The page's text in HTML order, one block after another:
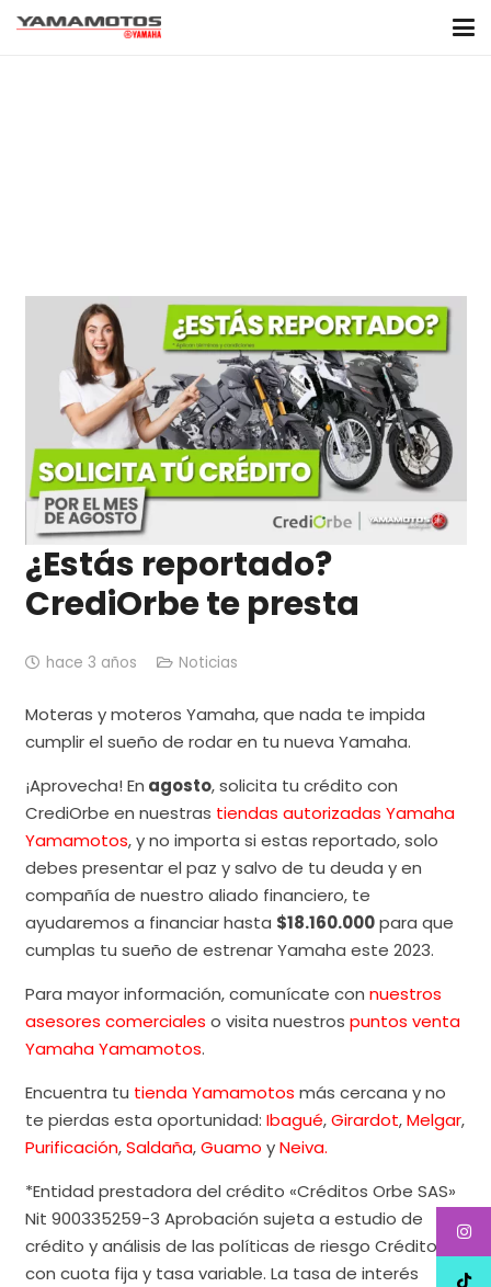
¿Estás reportado?
CrediOrbe te presta
hace 3 años Noticias
Moteras y moteros Yamaha, que nada te impida
cumplir el sueño de rodar en tu nueva Yamaha.
¡Aprovecha! En agosto, solicita tu crédito con
CrediOrbe en nuestras tiendas autorizadas Yamaha
Yamamotos, y no importa si estas reportado, solo
debes presentar el paz y salvo de tu deuda y en
compañía de nuestro aliado financiero, te
ayudaremos a financiar hasta $18.160.000para que
cumplas tu sueño de estrenar Yamaha este 2023.
Para mayor información, comunícate con nuestros
asesores comerciales o visita nuestros puntos venta
Yamaha Yamamotos.
Encuentra tu tienda Yamamotos más cercana y no
te pierdas esta oportunidad: Ibagué,Girardot,Melgar,
Purificación,Saldaña,Guamo yNeiva.
*Entidad prestadora del crédito «Créditos Orbe SAS»
Nit 900335259-3 Aprobación sujeta a estudio de
crédito y análisis de las políticas de riesgo Crédito
con cuota fija y tasa variable. La tasa de interés